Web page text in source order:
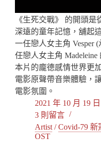
《生死交戰》 的開頭是
深遠的童年記憶，舖起
一任戀人女主角 Vesper
任戀人女主角
本片的龐德感情世界更
電影原聲帶音樂體驗，
電影氛圍。
2021 年 10 月 19 日
3 則留言
Artist /Covid-79 新
OST